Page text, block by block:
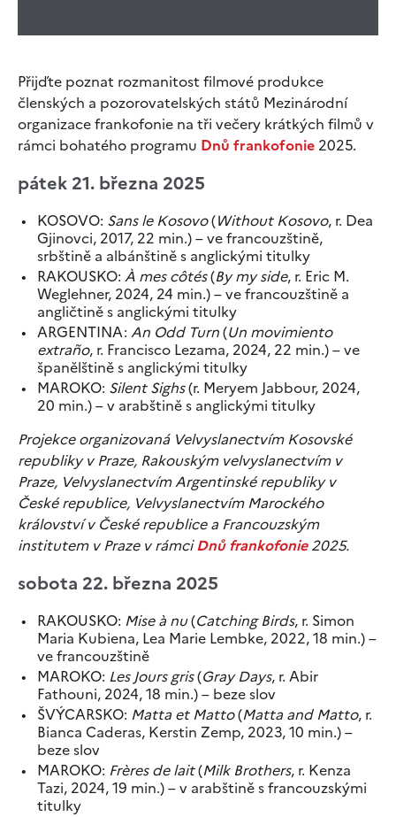
Přijďte poznat rozmanitost filmové produkce
členských a pozorovatelských států Mezinárodní
organizace frankofonie na tři večery krátkých filmů v
rámci bohatého programu Dnů frankofonie 2025.
pátek 21. března 2025
KOSOVO: Sans le Kosovo(Without Kosovo, r. Dea
Gjinovci, 2017, 22 min.) – ve francouzštině,
srbštině a albánštině s anglickými titulky
RAKOUSKO: À mes côtés(By my side, r. Eric M.
Weglehner, 2024, 24 min.) – ve francouzštině a
angličtině s anglickými titulky
ARGENTINA: An Odd Turn(Un movimiento
extraño, r. Francisco Lezama, 2024, 22 min.) – ve
španělštině s anglickými titulky
MAROKO: Silent Sighs(r. Meryem Jabbour, 2024,
20 min.) – v arabštině s anglickými titulky
Projekce organizovaná Velvyslanectvím Kosovské
republiky v Praze, Rakouským velvyslanectvím v
Praze, Velvyslanectvím Argentinské republiky v
České republice, Velvyslanectvím Marockého
království v České republice a Francouzským
institutem v Praze v rámciDnů frankofonie2025.
sobota 22. března 2025
RAKOUSKO: Mise à nu(Catching Birds, r. Simon
Maria Kubiena, Lea Marie Lembke, 2022, 18 min.) –
ve francouzštině
MAROKO: Les Jours gris(Gray Days, r. Abir
Fathouni, 2024, 18 min.) – beze slov
ŠVÝCARSKO: Matta et Matto(Matta and Matto, r.
Bianca Caderas, Kerstin Zemp, 2023, 10 min.) –
beze slov
MAROKO: Frères de lait(Milk Brothers, r. Kenza
Tazi, 2024, 19 min.) – v arabštině s francouzskými
titulky